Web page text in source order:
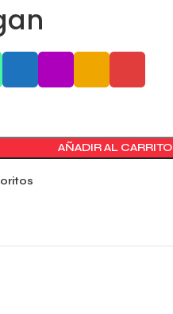
AÑADIR AL CARRITO